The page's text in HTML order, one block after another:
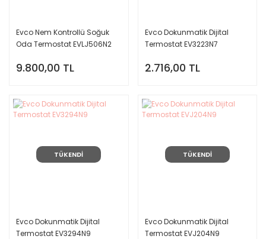
Evco Nem Kontrollü Soğuk
Oda Termostat EVLJ506N2
9.800,00 TL
Evco Dokunmatik Dijital
Termostat EV3223N7
2.716,00 TL
TÜKENDİ
Evco Dokunmatik Dijital
Termostat EV3294N9
TÜKENDİ
Evco Dokunmatik Dijital
Termostat EVJ204N9